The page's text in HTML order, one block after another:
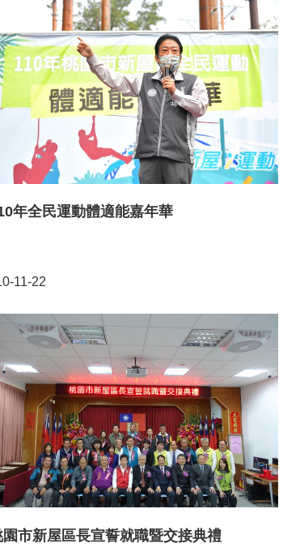
年全民運動體適能嘉年華
11-22
園市新屋區長宣誓就職暨交接典禮